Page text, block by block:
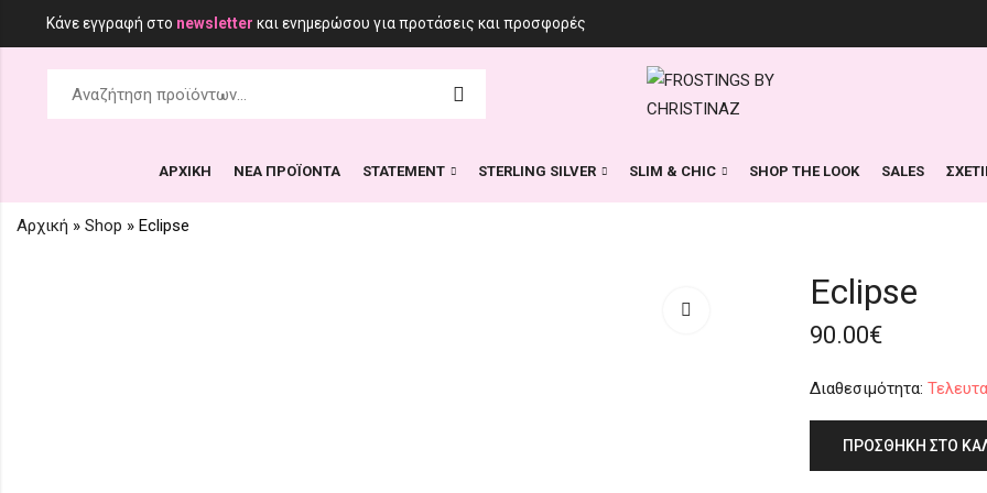
Κάνε εγγραφή στο newsletter και ενημερώσου για προτάσεις και προσφορές
ΑΡΧΙΚΗ ΝΕΑ ΠΡΟΪΟΝΤΑ STATEMENT STERLING SILVER SLIM & CHIC SHOP THE LOOK SALES
Αρχική » Shop » Eclipse
Eclipse
90.00€
Διαθεσιμότητα:
ΠΡΟΣΘΉΚΗ ΣΤΟ